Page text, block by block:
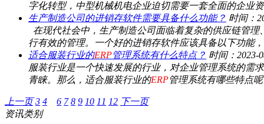
字化转型，中型机械机电企业迫切需要一套全面的企业
生产制造公司的进销存软件需要具备什么功能？ 时间：
在现代社会中，生产制造公司面临着复杂的供应链管
行有效的管理。一个好的进销存软件应该具备以下功能
适合服装行业的ERP管理系统有什么特点？ 时间：2023-
服装行业是一个快速发展的行业，对企业管理系统的需
青睐。那么，适合服装行业的ERP管理系统有哪些特点
上一页 3 4 6 7 8 9 10 11 12 下一页
资讯类别